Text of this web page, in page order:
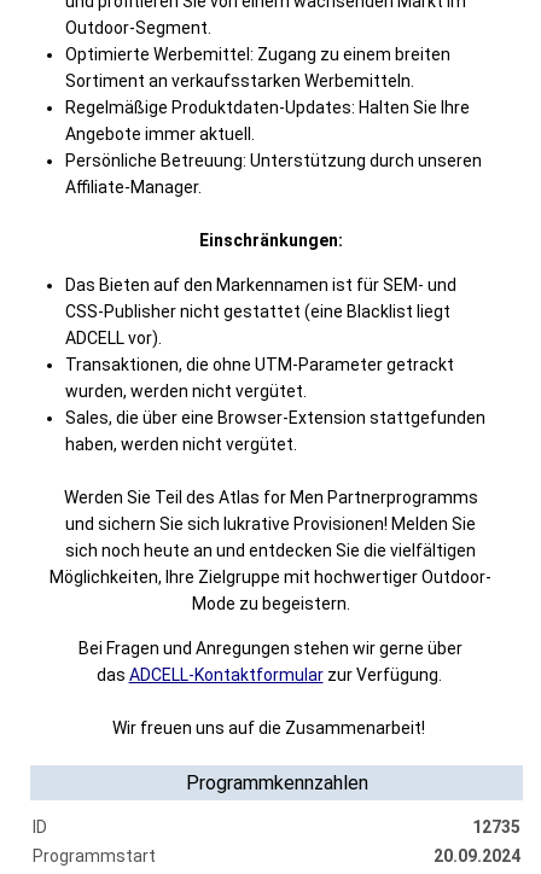
Outdoor-Segment.
Optimierte Werbemittel: Zugang zu einem breiten
Sortiment an verkaufsstarken Werbemitteln.
Regelmäßige Produktdaten-Updates: Halten Sie Ihre
Angebote immer aktuell.
Persönliche Betreuung: Unterstützung durch unseren
Affiliate-Manager.
Einschränkungen:
Das Bieten auf den Markennamen ist für SEM- und
CSS-Publisher nicht gestattet (eine Blacklist liegt
ADCELL vor).
Transaktionen, die ohne UTM-Parameter getrackt
wurden, werden nicht vergütet.
Sales, die über eine Browser-Extension stattgefunden
haben, werden nicht vergütet.
Werden Sie Teil des Atlas for Men Partnerprogramms
und sichern Sie sich lukrative Provisionen! Melden Sie
sich noch heute an und entdecken Sie die vielfältigen
Möglichkeiten, Ihre Zielgruppe mit hochwertiger Outdoor-
Mode zu begeistern.
Bei Fragen und Anregungen stehen wir gerne über
das ADCELL-Kontaktformularzur Verfügung.
Wir freuen uns auf die Zusammenarbeit!
Programmkennzahlen
ID
12735
Programmstart
20.09.2024